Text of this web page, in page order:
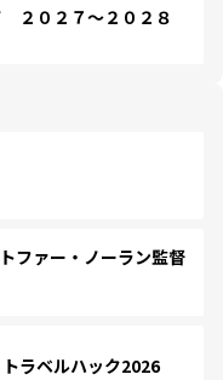
０２７～２０２８
ファー・ノーラン監督
ラベルハック2026